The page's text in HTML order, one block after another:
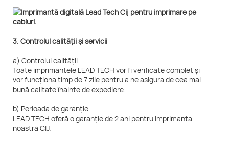
3. Controlul calității și servicii
a) Controlul calității
Toate imprimantele LEAD TECH vor fi verificate complet și
vor funcționa timp de 7 zile pentru a ne asigura de cea mai
bună calitate înainte de expediere.
b) Perioada de garanție
LEAD TECH oferă o garanție de 2 ani pentru imprimanta
noastră CIJ.